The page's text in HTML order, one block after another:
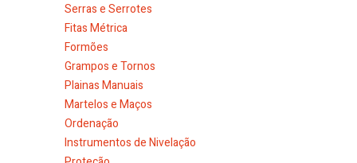
Serras e Serrotes
Fitas Métrica
Formões
Grampos e Tornos
Plainas Manuais
Martelos e Maços
Ordenação
Instrumentos de Nivelação